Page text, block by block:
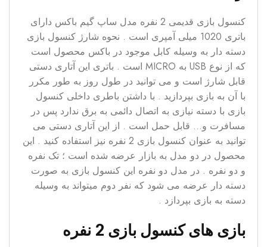
کنسول بازی قدیمی 2 نفره مدل ساپ گیم باکس دارای
باتری 1020 میلی آمپری است . نحوه شارژ کنسول بازی
دسته دار به وسیله کابل موجود در باکس محصول است
که از نوع USB به MICRO است . باتری این آتاری دستی
قابل شارژ است و می توانید در طول روز به طور مکرر
با آن به بازی بپردازید . با داشتن باطری داخلی کنسول
بازی با دسته نیازی به اتصال دائمی به برق ندارد پس در
مسافرت و… قابل حمل است . از این آتاری دستی می
توانید به عنوان کنسول بازی 2 نفره نیز استفاده کنید . این
محصول در دو مدل به بازار عرضه شده است ؛ تک نفره
و دو نفره . در مدل دو نفره این کنسول بازی به صورت
دسته دار عرضه می شود که نفر دوم میتواند به وسیله
دسته به بازی بپردازد .
بازی های کنسول بازی 2 نفره